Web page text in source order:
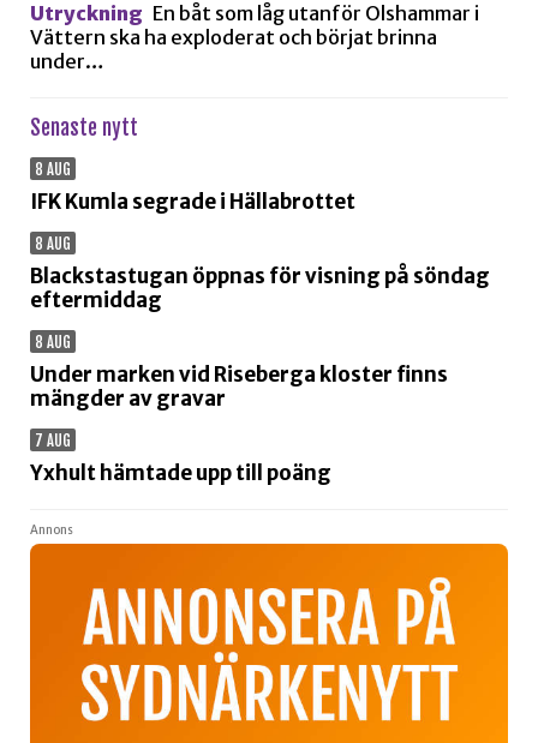
Utryckning En båt som låg utanför Olshammar i
Vättern ska ha exploderat och börjat brinna
under…
Senaste nytt
8 AUG
IFK Kumla segrade i Hällabrottet
8 AUG
Blackstastugan öppnas för visning på söndag
eftermiddag
8 AUG
Under marken vid Riseberga kloster finns
mängder av gravar
7 AUG
Yxhult hämtade upp till poäng
Annons